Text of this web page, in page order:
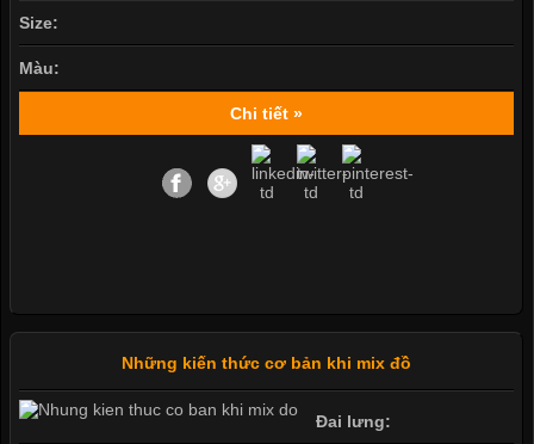
Size:
Màu:
Chi tiết »
Những kiến thức cơ bản khi mix đồ
Đai lưng: